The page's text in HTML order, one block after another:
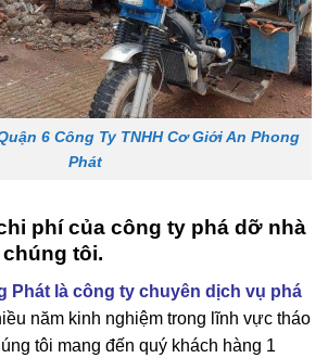
6 Công Ty TNHH Cơ Giới An Phong
Phát
phí của công ty phá dỡ nhà
chúng tôi.
Phát là công ty chuyên dịch vụ phá
năm kinh nghiệm trong lĩnh vực tháo
tôi mang đến quý khách hàng 1